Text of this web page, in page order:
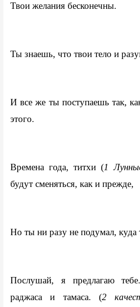
Твои желания бесконечны.
Ты знаешь, что твои тело и
И все же ты поступаешь так,
этого.
Времена года, титхи (1
будут сменяться, как и прежде,
Но ты ни разу не подумал,
Послушай, я предлагаю
раджаса и тамаса. (2